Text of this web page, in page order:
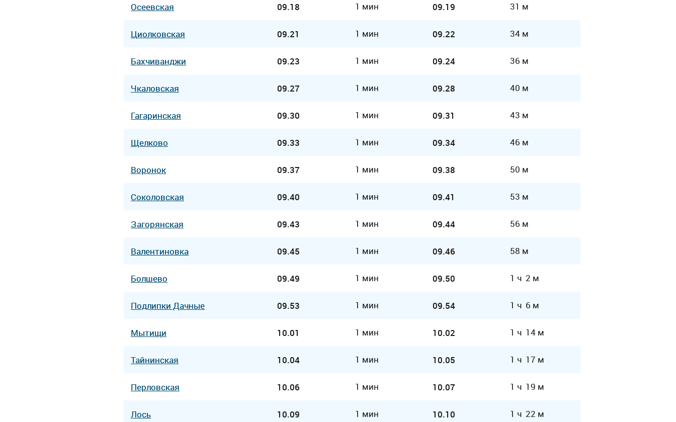
Осеевская 09.18 1 мин 09.19 31 м
Циолковская 09.21 1 мин 09.22 34 м
Бахчиванджи 09.23 1 мин 09.24 36 м
Чкаловская 09.27 1 мин 09.28 40 м
Гагаринская 09.30 1 мин 09.31 43 м
Щелково 09.33 1 мин 09.34 46 м
Воронок 09.37 1 мин 09.38 50 м
Соколовская 09.40 1 мин 09.41 53 м
Загорянская 09.43 1 мин 09.44 56 м
Валентиновка 09.45 1 мин 09.46 58 м
Болшево 09.49 1 мин 09.50 1 ч 2 м
Подлипки Дачные 09.53 1 мин 09.54 1 ч 6 м
Мытищи 10.01 1 мин 10.02 1 ч 14 м
Тайнинская 10.04 1 мин 10.05 1 ч 17 м
Перловская 10.06 1 мин 10.07 1 ч 19 м
Лось 10.09 1 мин 10.10 1 ч 22 м